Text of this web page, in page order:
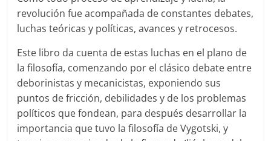
revolución fue acompañada de constantes debates,
luchas teóricas y políticas, avances y retrocesos.
Este libro da cuenta de estas luchas en el plano de
la filosofía, comenzando por el clásico debate entre
deborinistas y mecanicistas, exponiendo sus
puntos de fricción, debilidades y de los problemas
políticos que fondean, para después desarrollar la
importancia que tuvo la filosofía de Vygotski, y